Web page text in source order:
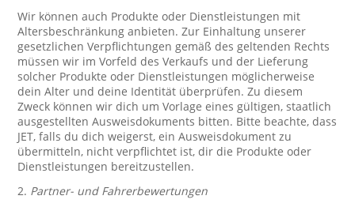
Wir können auch Produkte oder Dienstleistungen mit
Altersbeschränkung anbieten. Zur Einhaltung unserer
gesetzlichen Verpflichtungen gemäß des geltenden Rechts
müssen wir im Vorfeld des Verkaufs und der Lieferung
solcher Produkte oder Dienstleistungen möglicherweise
dein Alter und deine Identität überprüfen. Zu diesem
Zweck können wir dich um Vorlage eines gültigen, staatlich
ausgestellten Ausweisdokuments bitten. Bitte beachte, dass
JET, falls du dich weigerst, ein Ausweisdokument zu
übermitteln, nicht verpflichtet ist, dir die Produkte oder
Dienstleistungen bereitzustellen.
2. Partner- und Fahrerbewertungen